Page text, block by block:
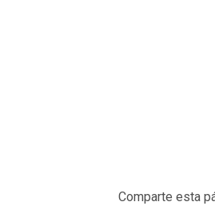
Comparte esta